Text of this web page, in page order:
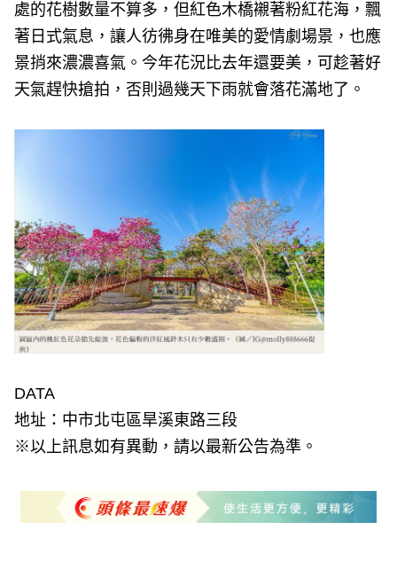
處的花樹數量不算多，但紅色木橋襯著粉紅花海，飄
著日式氣息，讓人彷彿身在唯美的愛情劇場景，也應
景捎來濃濃喜氣。今年花況比去年還要美，可趁著好
天氣趕快搶拍，否則過幾天下雨就會落花滿地了。
DATA
地址：中市北屯區旱溪東路三段
※以上訊息如有異動，請以最新公告為準。